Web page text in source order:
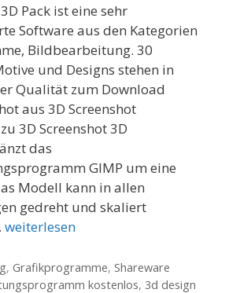
Pack ist eine sehr
Software aus den Kategorien
Bildbearbeitung. 30
und Designs stehen in
Qualität zum Download
aus 3D Screenshot
3D Screenshot 3D
das
GIMP um eine
Modell kann in allen
gedreht und skaliert
weiterlesen
, Grafikprogramme, Shareware
kostenlos, 3d design